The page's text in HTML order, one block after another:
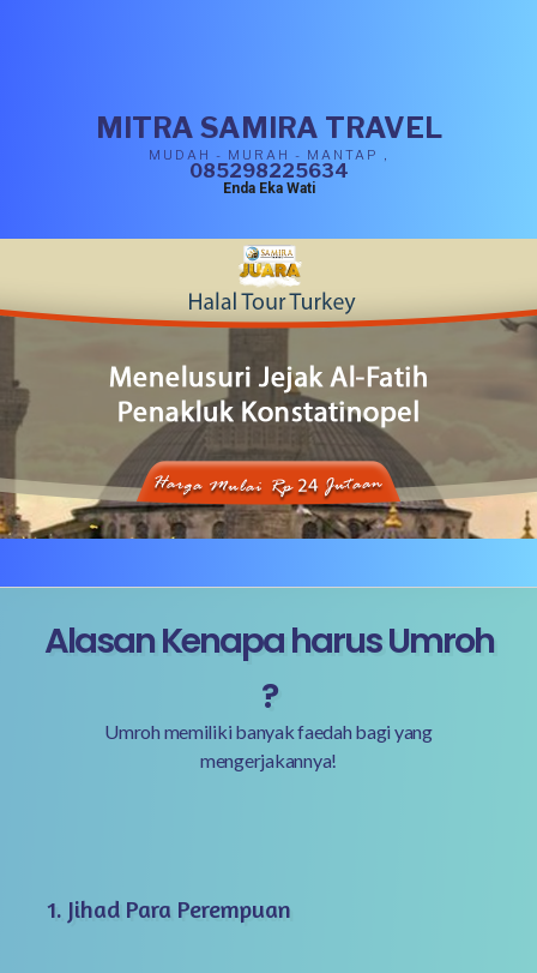
MITRA SAMIRA TRAVEL
MUDAH - MURAH - MANTAP ,
085298225634
Enda Eka Wati
Alasan Kenapa harus Umroh
?
Umroh memiliki banyak faedah bagi yang
mengerjakannya!
1. Jihad Para Perempuan